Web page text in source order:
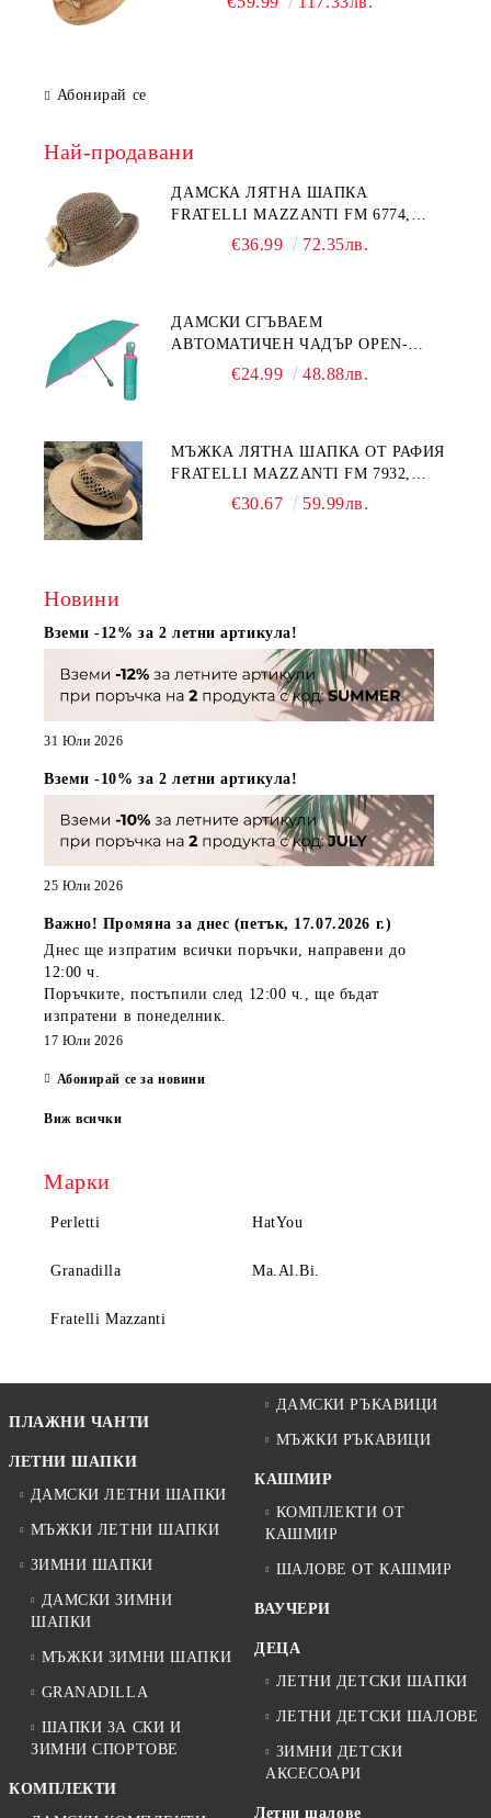
Абонирай се
Най-продавани
ДАМСКА ЛЯТНА ШАПКА
FRATELLI MAZZANTI FM 6774,
НАТУРАЛЕН/ЖЪЛТО ЦВЕТЕ
€36.99 72.35лв.
ДАМСКИ СГЪВАЕМ
АВТОМАТИЧЕН ЧАДЪР OPEN-
CLOSE | PERLETTI TECHNOLOGY
€24.99 48.88лв.
МЪЖКА ЛЯТНА ШАПКА ОТ РАФИЯ
FRATELLI MAZZANTI FM 7932,
НАТУРАЛЕН
€30.67 59.99лв.
Новини
Вземи -12% за 2 летни артикула!
31 Юли 2026
Вземи -10% за 2 летни артикула!
25 Юли 2026
Важно! Промяна за днес (петък, 17.07.2026 г.)
Днес ще изпратим всички поръчки, направенидо
12:00 ч.
Поръчките, постъпили след 12:00 ч. , ще бъдат
изпратени в понеделник.
17 Юли 2026
Абонирай се за новини
Виж всички
Марки
Perletti HatYou
Granadilla Ma.Al.Bi.
Fratelli Mazzanti
ПЛАЖНИ ЧАНТИ
ЛЕТНИ ШАПКИ
ДАМСКИ ЛЕТНИ ШАПКИ
МЪЖКИ ЛЕТНИ ШАПКИ
ЗИМНИ ШАПКИ
ДАМСКИ ЗИМНИ
ШАПКИ
МЪЖКИ ЗИМНИ ШАПКИ
GRANADILLA
ШАПКИ ЗА СКИ И
ЗИМНИ СПОРТОВЕ
КОМПЛЕКТИ
ДАМСКИ РЪКАВИЦИ
МЪЖКИ РЪКАВИЦИ
КАШМИР
КОМПЛЕКТИ ОТ
КАШМИР
ШАЛОВЕ ОТ КАШМИР
ВАУЧЕРИ
ДЕЦА
ЛЕТНИ ДЕТСКИ ШАПКИ
ЛЕТНИ ДЕТСКИ ШАЛОВЕ
ЗИМНИ ДЕТСКИ
АКСЕСОАРИ
Летни шалове